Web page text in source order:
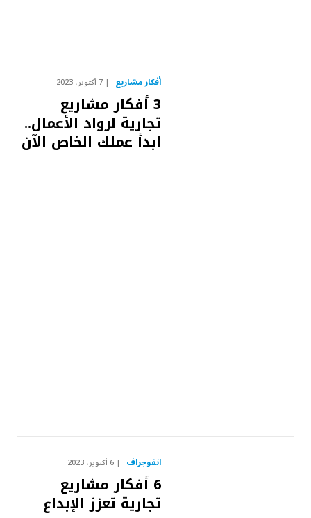
أفكار مشاريع 7 أكتوبر، 2023
3 أفكار مشاريع
تجارية لرواد الأعمال..
ابدأ عملك الخاص الآن
انفوجراف 6 أكتوبر، 2023
6 أفكار مشاريع
تجارية تعزز الإبداع